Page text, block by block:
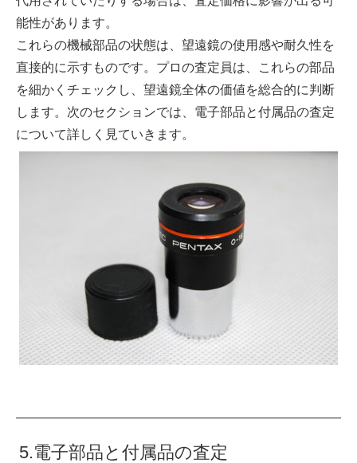
能性があります。
これらの機械部品の状態は、望遠鏡の使用感や耐久性を
直接的に示すものです。プロの査定員は、これらの部品
を細かくチェックし、望遠鏡全体の価値を総合的に判断
します。次のセクションでは、電子部品と付属品の査定
について詳しく見ていきます。
5.電子部品と付属品の査定